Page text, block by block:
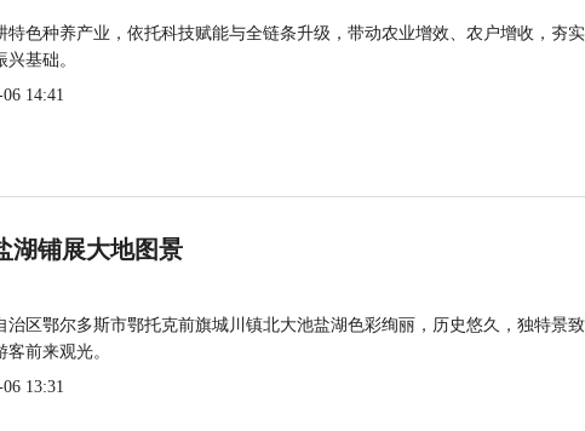
特色种养产业，依托科技赋能与全链条升级，带动农业增效、农户增收，夯
基础。
14:41
湖铺展大地图景
治区鄂尔多斯市鄂托克前旗城川镇北大池盐湖色彩绚丽，历史悠久，独特景
客前来观光。
13:31